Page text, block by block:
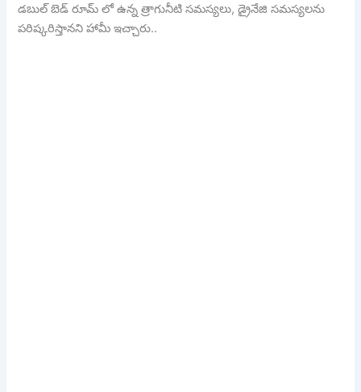
డబుల్ బెడ్ రూమ్ లో ఉన్న త్రాగునీటి సమస్యలు, డ్రైనేజి సమస్యలను
పరిష్కరిస్తానని హామీ ఇచ్చారు..